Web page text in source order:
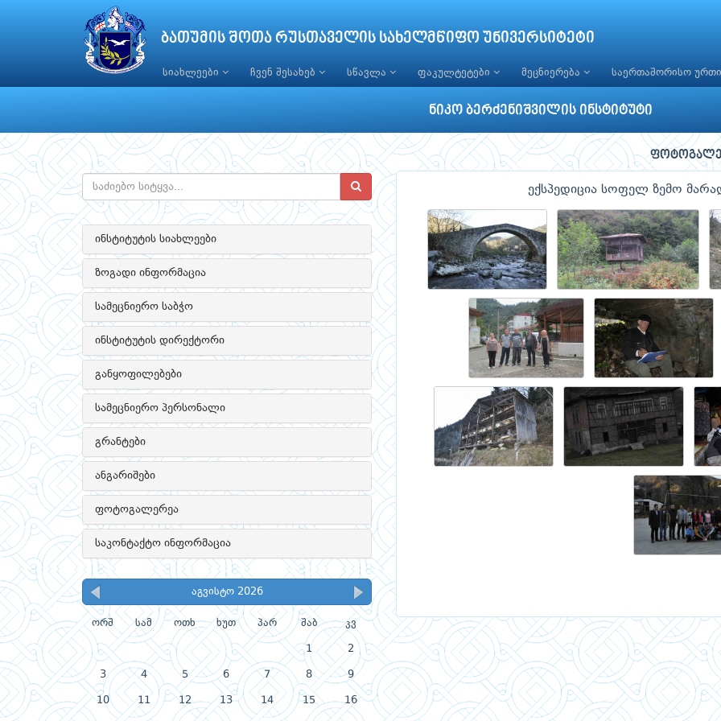
ბათუმის შოთა რუსთაველის სახელმწიფო უნივერსიტეტი
სიახლეები ჩვენ შესახებ სწავლა ფაკულტეტები მეცნიერება საერთაშორისო
ნიკო ბერძენიშვილის ინსტიტუტი
ინსტიტუტის სიახლეები
ზოგადი ინფორმაცია
სამეცნიერო საბჭო
ინსტიტუტის დირექტორი
განყოფილებები
სამეცნიერო პერსონალი
გრანტები
ანგარიშები
ფოტოგალერეა
საკონტაქტო ინფორმაცია
აგვისტო 2026
ორშ სამ ოთხ ხუთ პარ შაბ კვ
1 2
3 4 5 6 7 8 9
10 11 12 13 14 15 16
ექსპედიცია სოფელ ზემო